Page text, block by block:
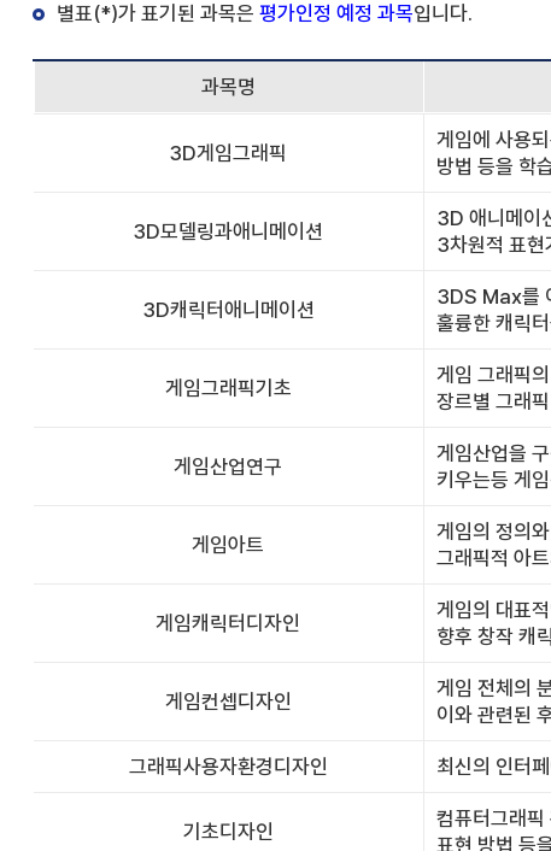
별표(*)가 표기된 과목은 평가인정 예정 과목입니다.
과목명
3D게임그래픽
게임에 사용
방법 등을 학
3D모델링과애니메이션
3D 애니메이
3차원적 표현
3D캐릭터애니메이션
3DS Max를
훌륭한 캐릭
게임그래픽기초
게임 그래픽
장르별 그래
게임산업연구
게임산업을
키우는등 게
게임아트
게임의 정의
그래픽적 아
게임캐릭터디자인
게임의 대표
향후 창작 캐
게임컨셉디자인
게임 전체의
이와 관련된
그래픽사용자환경디자인 최신의 인터
기초디자인
컴퓨터그래
표현 방법 등